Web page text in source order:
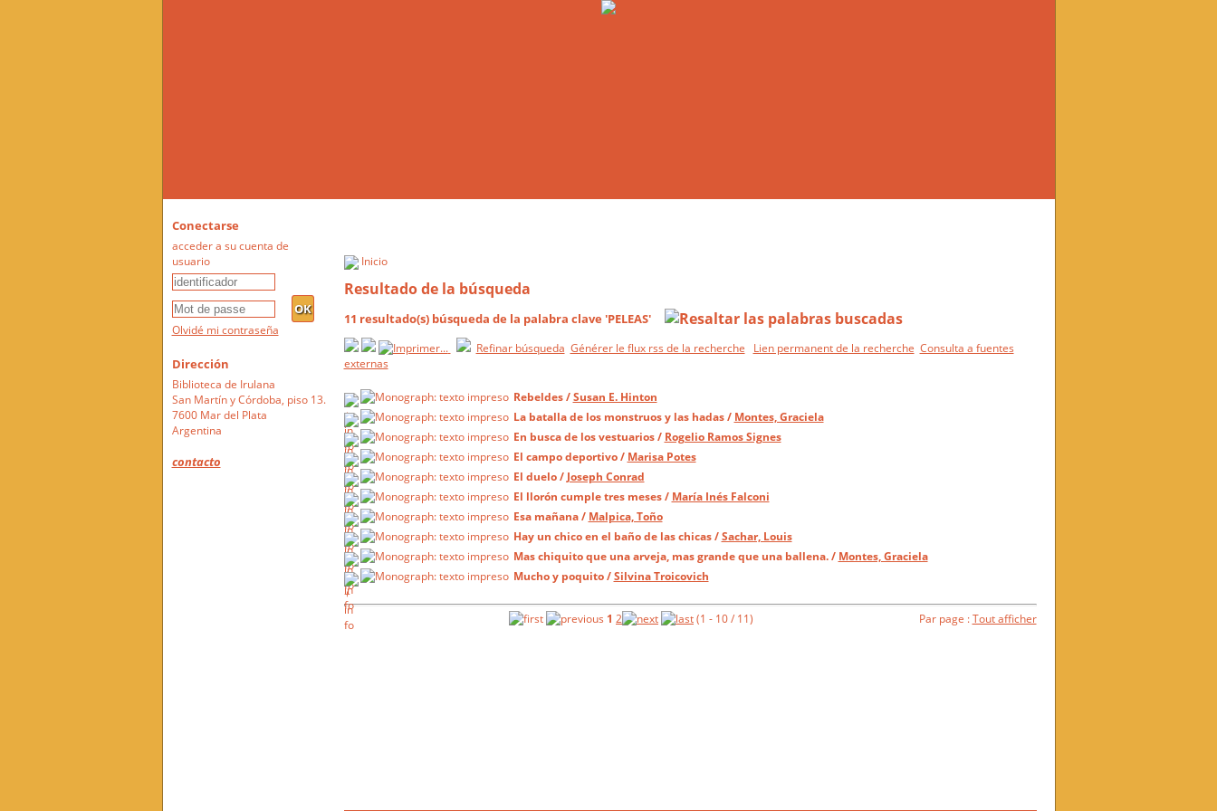
Inicio
Resultado de la búsqueda
11 resultado(s) búsqueda de la palabra clave 'PELEAS'
Refinar búsqueda Générer le flux rss de la recherche Lien permanent de la recherche Consulta a fuentes
externas
Rebeldes/Susan E. Hinton
La batalla de los monstruos y las hadas/ Montes, Graciela
En busca de los vestuarios/ Rogelio Ramos Signes
El campo deportivo/ Marisa Potes
El duelo/Joseph Conrad
El llorón cumple tres meses/ María Inés Falconi
Esa mañana/ Malpica, Toño
Hay un chico en el baño de las chicas/Sachar, Louis
Mas chiquito que una arveja, mas grande que una ballena./ Montes, Graciela
Mucho y poquito/Silvina Troicovich
1 2 (1 - 10 / 11) Par page :Tout afficher
Conectarse
acceder a su cuenta de
usuario
Olvidé mi contraseña
Dirección
Biblioteca de Irulana
San Martín y Córdoba, piso 13.
7600 Mar del Plata
Argentina
contacto